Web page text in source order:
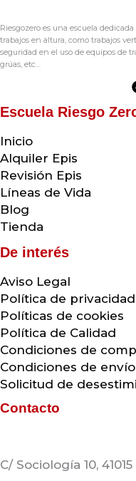
Riesgozero es una escuela
trabajos en altura, como trabajos
seguridad en el uso de equipos de
grúas, etc…
Escuela Riesgo
Inicio
Alquiler Epis
Revisión Epis
Líneas de Vida
Blog
Tienda
De interés
Aviso Legal
Política de privacidad
Políticas de cookies
Política de Calidad
Condiciones de
Condiciones de envío
Solicitud de
Contacto
C/ Sociología 10,